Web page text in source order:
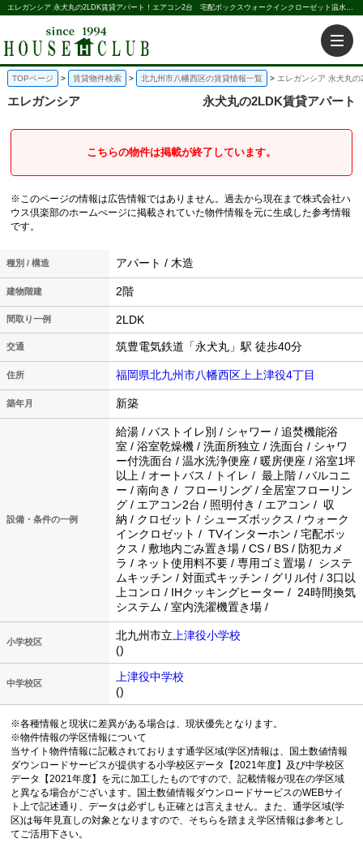
エレガンシア 永犬丸の2LDK賃貸アパート！エアコン2台 宅配ボックスウォークインクローゼット温水洗浄便座防犯カメラ｜株式会社ハウス倶楽部
TOPページ 賃貸物件検索 北九州市八幡西区の賃貸情報一覧 エレガンシア 永犬丸
エレガンシア 永犬丸の2LDK賃貸アパート
こちらの物件は掲載が終了しています。
※このページの情報は広告情報ではありません。過去から現在まで株式会社ハ
ウス倶楽部のホームぺージに掲載されていた物件情報を元に生成した参考情報
です。
種別 / 構造 アパート / 木造
建物階建 2階
間取り一例 2LDK
交通 筑豊電気鉄道「永犬丸」駅 徒歩40分
住所 福岡県北九州市八幡西区上上津役4丁目
築年月 新築
設備・条件の一例
給湯 / バストイレ別 / シャワー / 追焚機能浴
室 / 浴室乾燥機 / 洗面所独立 / 洗面台 / シャワ
ー付洗面台 / 温水洗浄便座 / 暖房便座 / 浴室1坪
以上 / オートバス / トイレ / 最上階 / バルコニ
ー / 南向き / フローリング / 全居室フローリン
グ / エアコン2台 / 照明付き / エアコン / 収
納 / クロゼット / シューズボックス / ウォーク
インクロゼット / TVインターホン / 宅配ボッ
クス / 敷地内ごみ置き場 / CS / BS / 防犯カメ
ラ / ネット使用料不要 / 専用ゴミ置場 / システ
ムキッチン / 対面式キッチン / グリル付 / 3口以
上コンロ / IHクッキングヒーター / 24時間換気
システム / 室内洗濯機置き場 /
小学校区 北九州市立 上津役小学校
()
中学校区
上津役中学校
()
※各種情報と現状に差異がある場合は、現状優先となります。
※物件情報の学区情報について
当サイト物件情報に記載されております通学区域(学区)情報は、国土数値情報
ダウンロードサービスが提供する小学校区データ【2021年度】及び中学校区
データ【2021年度】を元に加工したものですので、記載情報が現在の学区域
と異なる場合がございます。国土数値情報ダウンロードサービスのWEBサイ
ト上で記述通り、データは必ずしも正確とは言えません。また、通学区域(学
区)は毎年見直しの対象となりますので、そちらを踏まえ学区情報は参考とし
てご活用下さい。